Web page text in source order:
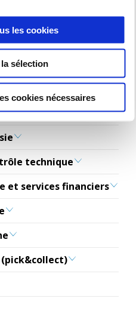
les cookies
sélection
cookies nécessaires
sinistres
technique
et services financiers